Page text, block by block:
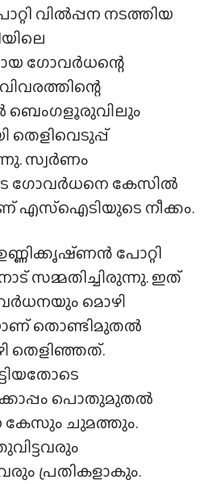
വിൽപ്പന നടത്തിയ
ഗോവർധന്റെ
ബെംഗളൂരുവിലും
തെളിവെടുപ്പ്
സ്വർണം
ഗോവർധനെ കേസിൽ
എസ്ഐടിയുടെ നീക്കം.
പോറ്റി
സമ്മതിച്ചിരുന്നു. ഇത്
മൊഴി
തൊണ്ടിമുതൽ
തെളിഞ്ഞത്.
പൊതുമുതൽ
കേസും ചുമത്തും.
പ്രതികളാകും.